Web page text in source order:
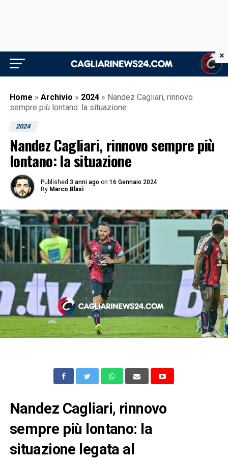
Home » Archivio » 2024 » Nandez Cagliari, rinnovo
sempre più lontano: la situazione
2024
Nandez Cagliari, rinnovo sempre più
lontano: la situazione
Published 3 anni ago on 16 Gennaio 2024
By Marco Blasi
Nandez Cagliari, rinnovo
sempre più lontano: la
situazione legata al
×